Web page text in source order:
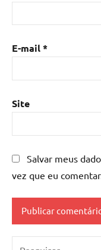
E-mail*
Site
Salvar meus
vez que eu comentar.